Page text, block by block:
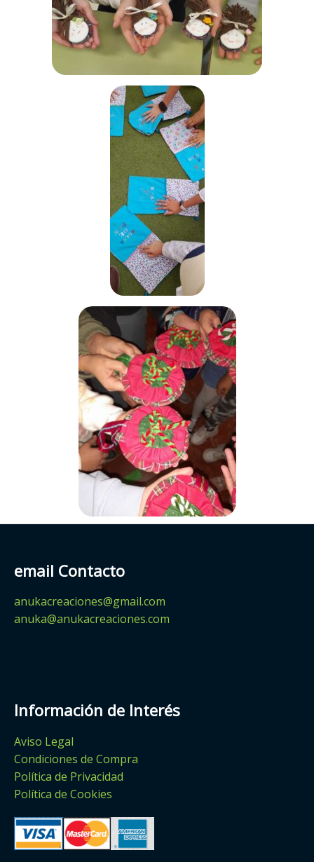
email Contacto
anukacreaciones@gmail.com
anuka@anukacreaciones.com
Información de Interés
Aviso Legal
Condiciones de Compra
Política de Privacidad
Política de Cookies